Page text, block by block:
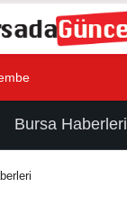
Bursa Haberleri